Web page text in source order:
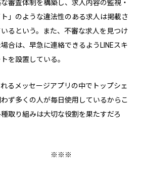
審査体制を構築し、求人内容の監視・
」のような違法性のある求人は掲載さ
るという。また、不審な求人を見つけ
合は、早急に連絡できるようLINEスキ
を設置している。
るメッセージアプリの中でトップシェ
ず多くの人が毎日使用しているからこ
取り組みは大切な役割を果たすだろ